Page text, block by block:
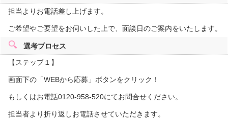
担当よりお電話差し上げます。
ご希望やご要望をお伺いした上で、面談日のご案内をいたします。
選考プロセス
【ステップ１】
画面下の「WEBから応募」ボタンをクリック！
もしくはお電話0120-958-520にてお問合せください。
担当者より折り返しお電話させていただきます。